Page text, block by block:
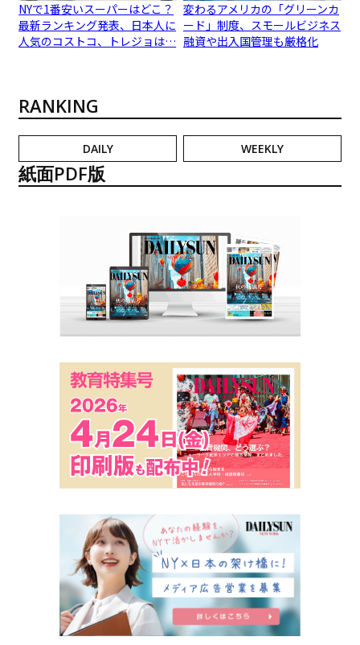
NYで1番安いスーパーはどこ？
最新ランキング発表、日本人に
人気のコストコ、トレジョは…
変わるアメリカの「グリーンカ
ード」制度、スモールビジネス
融資や出入国管理も厳格化
RANKING
DAILY WEEKLY
紙面PDF版